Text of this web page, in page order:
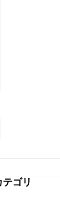
です。なるべく
ゴリ